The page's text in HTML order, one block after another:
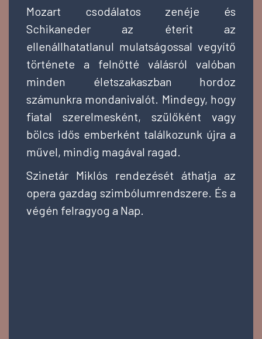
Mozart csodálatos zenéje és
Schikaneder az éterit az
ellenállhatatlanul mulatságossal vegyítő
története a felnőtté válásról valóban
minden életszakaszban hordoz
számunkra mondanivalót. Mindegy, hogy
fiatal szerelmesként, szülőként vagy
bölcs idős emberként találkozunk újra a
művel, mindig magával ragad.
Szinetár Miklós rendezését áthatja az
opera gazdag szimbólumrendszere. És a
végén felragyog a Nap.